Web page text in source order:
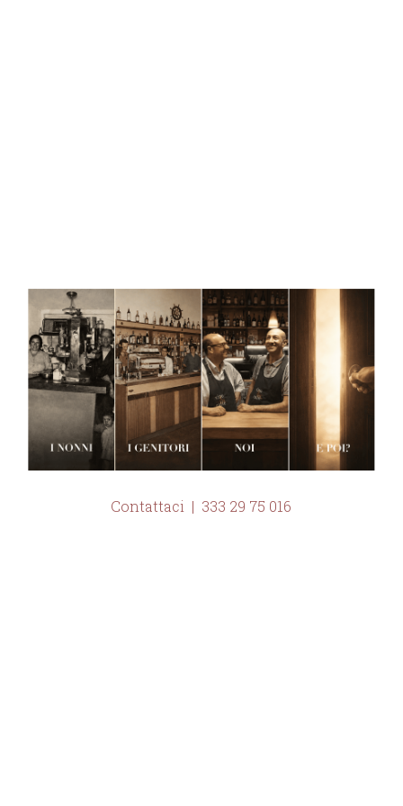
Contattaci | 333 29 75 016